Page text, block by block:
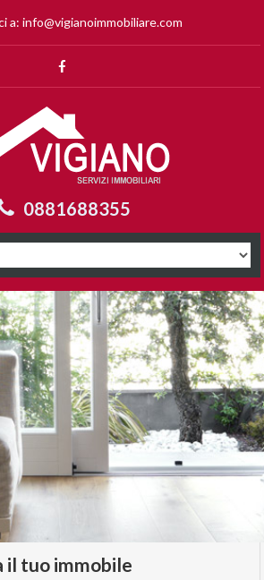
a: info@vigianoimmobiliare.com
0881688355
il tuo immobile